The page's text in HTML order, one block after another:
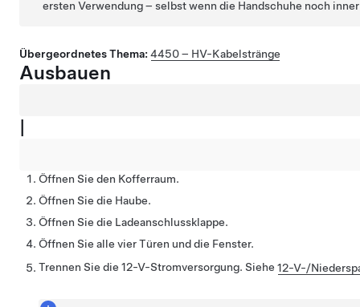
ersten Verwendung – selbst wenn die Handschuhe noch
Übergeordnetes Thema: 4450 – HV-Kabelstränge
Ausbauen
|
Öffnen Sie den Kofferraum.
Öffnen Sie die Haube.
Öffnen Sie die Ladeanschlussklappe.
Öffnen Sie alle vier Türen und die Fenster.
Trennen Sie die 12-V-Stromversorgung. Siehe 12-V-/